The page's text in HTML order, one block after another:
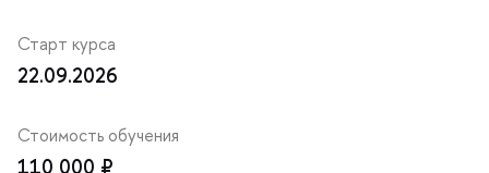
Старт курса
22.09.2026
Стоимость обучения
110 000 ₽